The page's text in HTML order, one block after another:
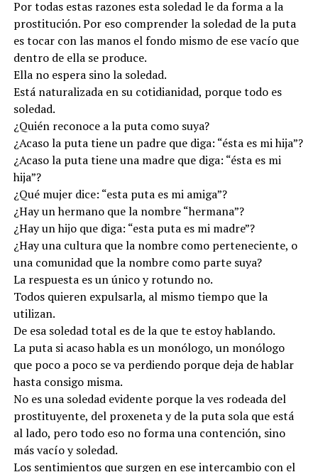
Por todas estas razones esta soledad le da forma a la
prostitución. Por eso comprender la soledad de la puta
es tocar con las manos el fondo mismo de ese vacío que
dentro de ella se produce.
Ella no espera sino la soledad.
Está naturalizada en su cotidianidad, porque todo es
soledad.
¿Quién reconoce a la puta como suya?
¿Acaso la puta tiene un padre que diga: “ésta es mi hija”?
¿Acaso la puta tiene una madre que diga: “ésta es mi
hija”?
¿Qué mujer dice: “esta puta es mi amiga”?
¿Hay un hermano que la nombre “hermana”?
¿Hay un hijo que diga: “esta puta es mi madre”?
¿Hay una cultura que la nombre como perteneciente, o
una comunidad que la nombre como parte suya?
La respuesta es un único y rotundo no.
Todos quieren expulsarla, al mismo tiempo que la
utilizan.
De esa soledad total es de la que te estoy hablando.
La puta si acaso habla es un monólogo, un monólogo
que poco a poco se va perdiendo porque deja de hablar
hasta consigo misma.
No es una soledad evidente porque la ves rodeada del
prostituyente, del proxeneta y de la puta sola que está
al lado, pero todo eso no forma una contención, sino
más vacío y soledad.
Los sentimientos que surgen en ese intercambio con el